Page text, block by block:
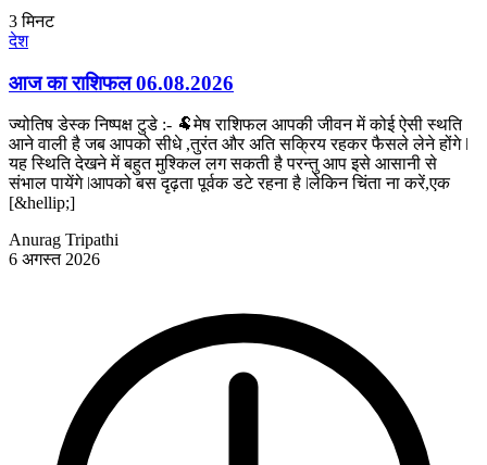
3मिनट
देश
आज का राशिफल 06.08.2026
ज्योतिष डेस्क निष्पक्ष टुडे :- 🐏मेष राशिफल आपकी जीवन में कोई ऐसी स्थति
आने वाली है जब आपको सीधे ,तुरंत और अति सक्रिय रहकर फैसले लेने होंगे ǀ
यह स्थिति देखने में बहुत मुश्किल लग सकती है परन्तु आप इसे आसानी से
संभाल पायेंगे ǀआपको बस दृढ़ता पूर्वक डटे रहना है ǀलेकिन चिंता ना करें,एक
[&hellip;]
Anurag Tripathi
6 अगस्त 2026